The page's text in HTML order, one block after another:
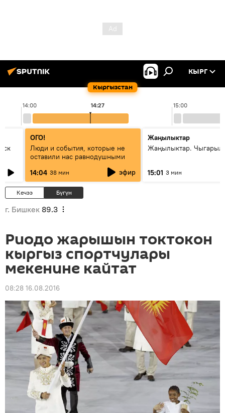
Кыргызстан
КЫРГ
14:00 15:00
14:27
ОГО!
Люди и события, которые не
оставили нас равнодушными
14:04 38 мин эфир
Жаңылыктар
Жаңылыктар.
15:01 3 мин
Кечээ Бүгүн
г. Бишкек 89.3
Риодо жарышын токтокон
кыргыз спортчулары
мекенине кайтат
08:28 16.08.2016